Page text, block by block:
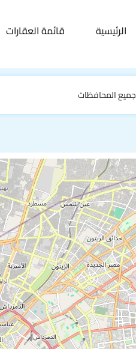
الرئيسية قائمة العقارات
جميع المحافظات